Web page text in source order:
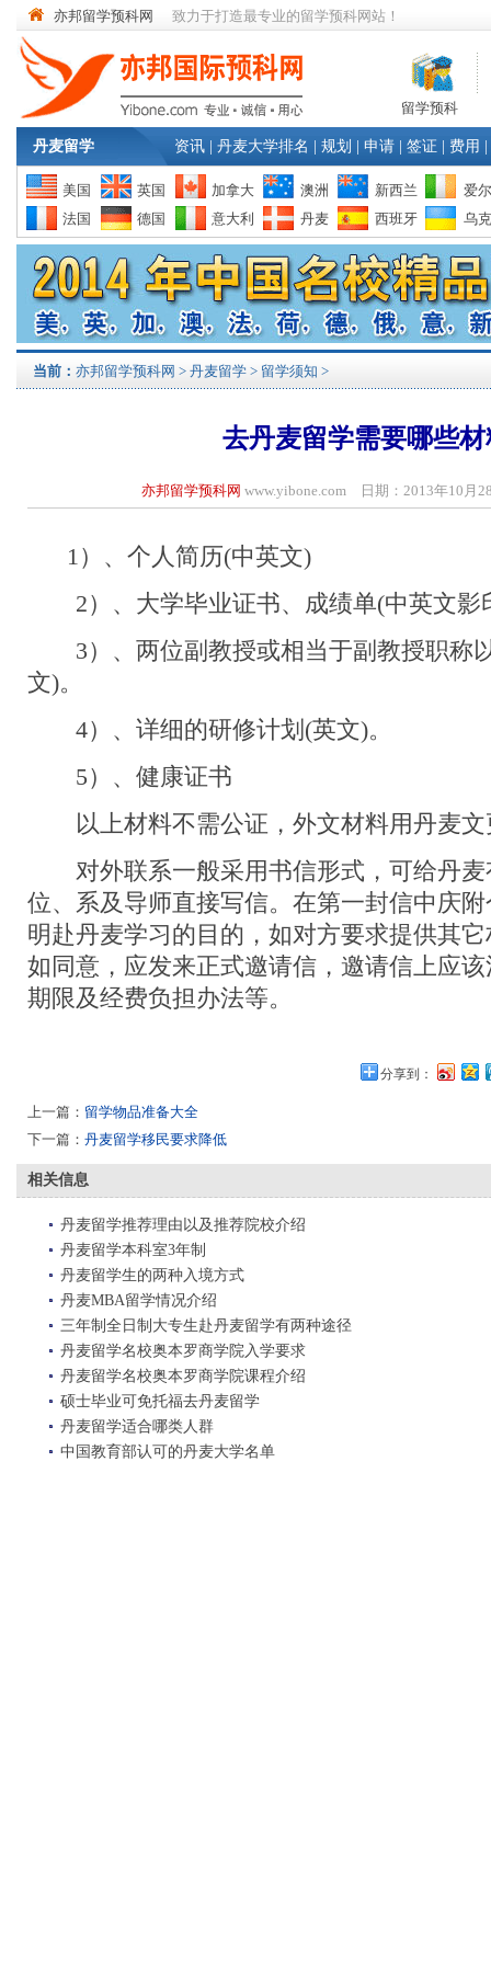
亦邦留学预科网 致力于打造最专业的留学预科网站！
留学预科
丹麦留学 资讯 丹麦大学排名 规划 申请 签证 费用
美国 英国 加拿大 澳洲 新西兰
爱
法国
德国 意大利 丹麦 西班牙 乌
当前： 亦邦留学预科网 > 丹麦留学 > 留学须知 >
去丹麦留学需要哪些材
亦邦留学预科网 www.yibone.com 日期：2013年10月
1）、个人简历(中英文)
2）、大学毕业证书、成绩单(中英文影
3）、两位副教授或相当于副教授职称
文)。
4）、详细的研修计划(英文)。
5）、健康证书
以上材料不需公证，外文材料用丹麦文
对外联系一般采用书信形式，可给丹麦
位、系及导师直接写信。在第一封信中庆
明赴丹麦学习的目的，如对方要求提供其
如同意，应发来正式邀请信，邀请信上应
期限及经费负担办法等。
分享到：
上一篇： 留学物品准备大全
下一篇： 丹麦留学移民要求降低
相关信息
丹麦留学推荐理由以及推荐院校介绍
丹麦留学本科室3年制
丹麦留学生的两种入境方式
丹麦MBA留学情况介绍
三年制全日制大专生赴丹麦留学有两种途径
丹麦留学名校奥本罗商学院入学要求
丹麦留学名校奥本罗商学院课程介绍
硕士毕业可免托福去丹麦留学
丹麦留学适合哪类人群
中国教育部认可的丹麦大学名单